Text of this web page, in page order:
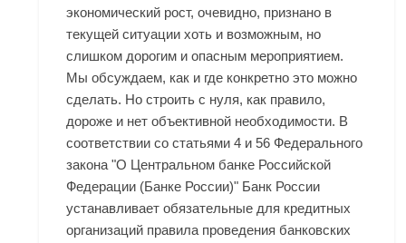
экономический рост, очевидно, признано в
текущей ситуации хоть и возможным, но
слишком дорогим и опасным мероприятием.
Мы обсуждаем, как и где конкретно это можно
сделать. Но строить с нуля, как правило,
дороже и нет объективной необходимости. В
соответствии со статьями 4 и 56 Федерального
закона "О Центральном банке Российской
Федерации (Банке России)" Банк России
устанавливает обязательные для кредитных
организаций правила проведения банковских